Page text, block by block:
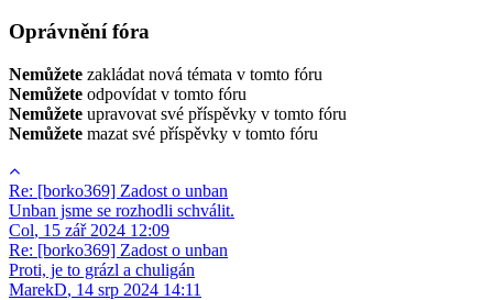
Oprávnění fóra
Nemůžete zakládat nová témata v tomto fóru
Nemůžete odpovídat v tomto fóru
Nemůžete upravovat své příspěvky v tomto fóru
Nemůžete mazat své příspěvky v tomto fóru
Re: [borko369] Zadost o unban
Unban jsme se rozhodli schválit.
Col, 15 zář 2024 12:09
Re: [borko369] Zadost o unban
Proti, je to grázl a chuligán
MarekD, 14 srp 2024 14:11